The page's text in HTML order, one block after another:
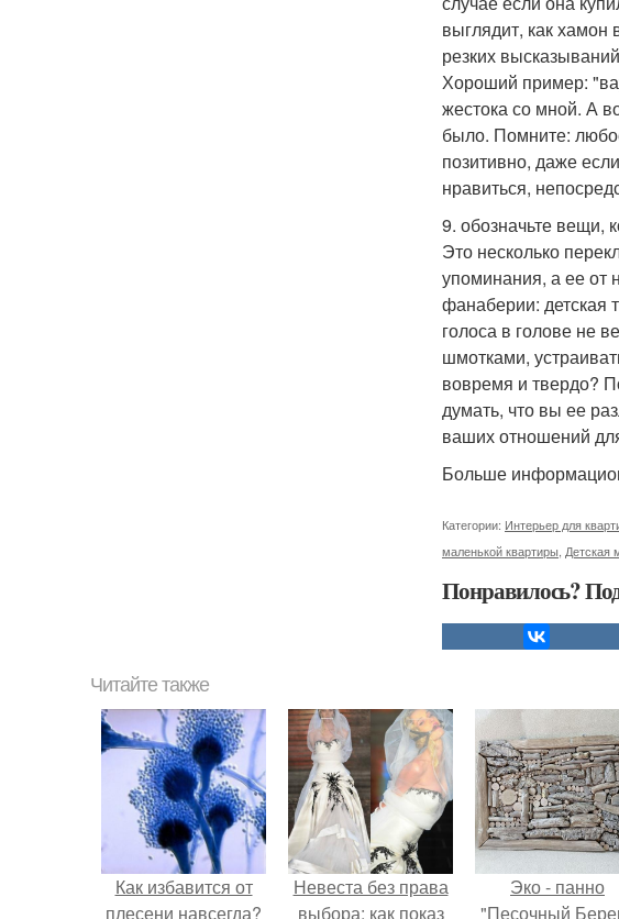
выглядит, как хамон
резких
Хороший пример:
жестока со мной. А
было. Помните:
позитивно, даже
нравиться,
9. обозначьте вещи,
Это несколько
упоминания, а ее от
фанаберии: детская
голоса в голове не
шмотками,
вовремя и твердо?
думать, что вы ее
ваших отношений
Больше
Категории: Интерьер для
маленькой квартиры Детская
Понравилось?
Читайте также
Как избавится от
плесени навсегда?
Невеста без права
выбора: как показ
Эко - панно
"Песочный